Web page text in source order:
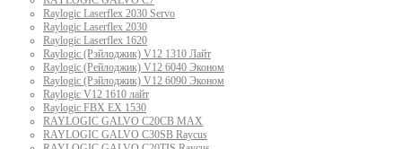
Raylogic Laserflex 2030 Servo
Raylogic Laserflex 2030
Raylogic Laserflex 1620
Raylogic (Рэйлоджик) V12 1310 Лайт
Raylogic (Рейлоджик) V12 6040 Эконом
Raylogic (Рэйлоджик) V12 6090 Эконом
Raylogic V12 1610 лайт
Raylogic FBX EX 1530
RAYLOGIC GALVO С20CB MAX
RAYLOGIC GALVO С30SB Raycus